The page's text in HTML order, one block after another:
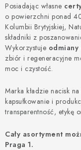
DZIAŁANIE
DÁRKY PRO ZDRAVÍ
PORADNA
MARKI
Jak nakupovat
Podmínky ochrany
Natural Health Store
Posiadając własne
o powierzchni ponad
Kolumbii Brytyjskiej,
składniki z
Wykorzystuje
zbiór i regeneracyjne
moc i czystość.
Marka kładzie nacisk na
kapsułkowanie i
transparentność, etykę
Cały asortyment
Praga 1.